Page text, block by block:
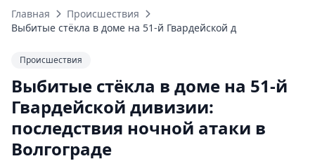
Главная
Происшествия
Выбитые стёкла в доме на 51-й Гвардейской дивизии:
Происшествия
Выбитые стёкла в доме на 51-й
Гвардейской дивизии:
последствия ночной атаки в
Волгограде